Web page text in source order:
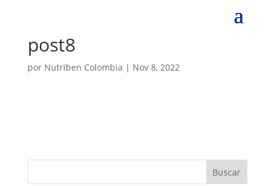
post8
por Nutriben Colombia | Nov 8, 2022